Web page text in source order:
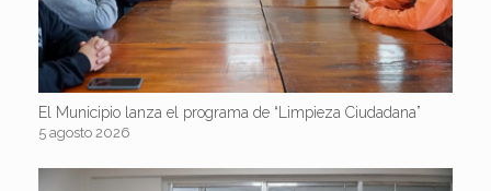
El Municipio lanza el programa de “Limpieza Ciudadana”
5 agosto 2026